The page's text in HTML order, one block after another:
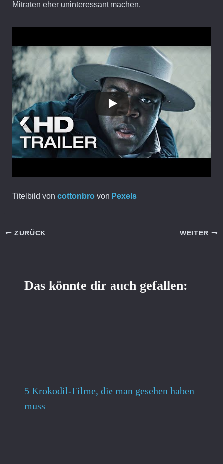
Mitraten eher uninteressant machen.
Titelbild von cottonbro von Pexels
ZURÜCK WEITER
Das könnte dir auch gefallen:
5 Krokodil-Filme, die man gesehen haben
muss